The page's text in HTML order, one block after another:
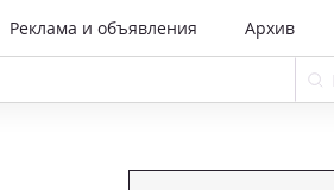
Реклама и объявления Архив